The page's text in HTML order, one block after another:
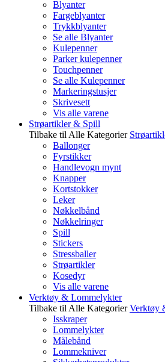
Blyanter
Fargeblyanter
Trykkblyanter
Se alle Blyanter
Kulepenner
Parker kulepenner
Touchpenner
Se alle Kulepenner
Markeringstusjer
Skrivesett
Vis alle varene
Strøartikler & Spill
Tilbake til Alle Kategorier
Ballonger
Fyrstikker
Handlevogn mynt
Knapper
Kortstokker
Leker
Nøkkelbånd
Nøkkelringer
Spill
Stickers
Stressballer
Strøartikler
Kosedyr
Vis alle varene
Verktøy & Lommelykter
Tilbake til Alle Kategorier Verktøy
Isskraper
Lommelykter
Målebånd
Lommekniver